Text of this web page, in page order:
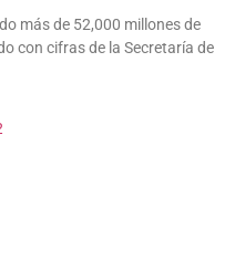
más de 52,000 millones de
con cifras de la Secretaría de